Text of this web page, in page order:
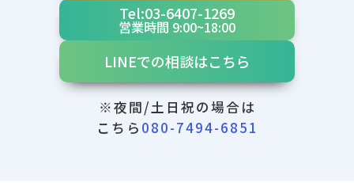
Tel:03-6407-1269
営業時間 9:00~18:00
LINEでの相談はこちら
※夜間/土日祝の場合は
こちら 080-7494-6851